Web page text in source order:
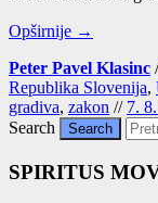
Opširnije →
Peter Pavel Klasinc
Republika Slovenija,
gradiva, zakon // 7.
Search
SPIRITUS